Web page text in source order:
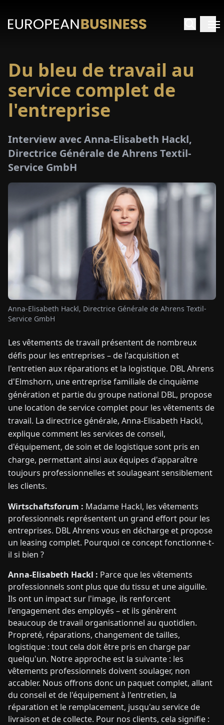
ENDEFRESIT
CONTACTEZ-
NOUS
Du bleu de travail au
service complet de
l'entreprise
Interview avec Anna-Elisabeth Hackl,
Directrice Générale de Ahrens Textil-
Service GmbH
Anna-Elisabeth Hackl, Directrice Générale de Ahrens Textil-
Service GmbH
Les vêtements de travail présentent de nombreux
défis pour les entreprises – de l'acquisition et
l'entretien aux réparations et la logistique. DBL Ahrens
d'Elmshorn, une entreprise familiale de cinquième
génération et partie du groupe national DBL, propose
une location de service complet pour les vêtements de
travail. La directrice générale, Anna-Elisabeth Hackl,
explique comment les services de conseil,
d'équipement, de soin et de logistique sont pris en
charge, permettant ainsi aux équipes d'apparaître
toujours professionnelles et soulageant sensiblement
les clients.
Wirtschaftsforum : Madame Hackl, les vêtements
professionnels représentent un grand effort pour les
entreprises. DBL Ahrens vous en décharge et propose
un leasing complet. Pourquoi ce concept fonctionne-t-
il si bien ?
Anna-Elisabeth Hackl : Parce que les vêtements
professionnels sont plus que du tissu et une aiguille.
Ils ont un impact sur l'image, ils renforcent
l'engagement des employés – et ils génèrent
beaucoup de travail organisationnel au quotidien.
Propreté, réparations, changement de tailles,
logistique : tout cela doit être pris en charge par
quelqu'un. Notre approche est la suivante : les
vêtements professionnels doivent soulager, non
accabler. Nous offrons donc un paquet complet, allant
du conseil et de l'équipement à l'entretien, la
réparation et le remplacement, jusqu'au service de
livraison et de collecte. Pour nos clients, cela signifie :